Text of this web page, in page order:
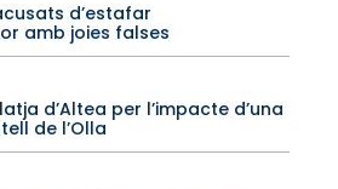
d’estafar
amb joies falses
d’Altea per l’impacte d’una
de l’Olla